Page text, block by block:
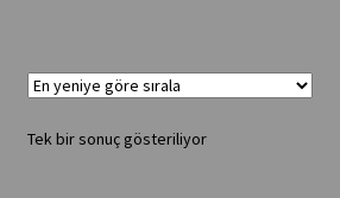
Tek bir sonuç gösteriliyor